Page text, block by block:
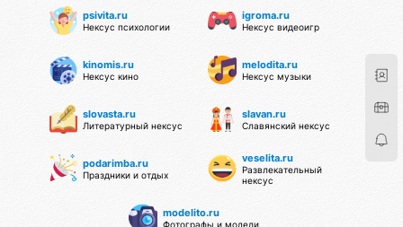
psivita.ru
Нексус психологии
igroma.ru
Нексус видеоигр
kinomis.ru
Нексус кино
melodita.ru
Нексус музыки
slovasta.ru
Литературный нексус
slavan.ru
Славянский нексус
podarimba.ru
Праздники и отдых
veselita.ru
Развлекательный
нексус
modelito.ru
Фотографы и модели